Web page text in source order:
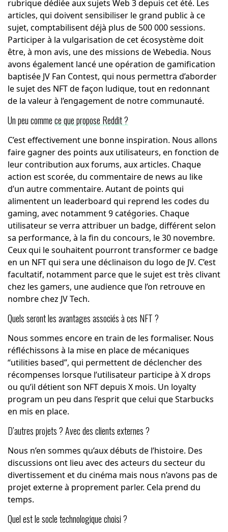
rubrique dédiée aux sujets Web 3 depuis cet été. Les
articles, qui doivent sensibiliser le grand public à ce
sujet, comptabilisent déjà plus de 500 000 sessions.
Participer à la vulgarisation de cet écosystème doit
être, à mon avis, une des missions de Webedia. Nous
avons également lancé une opération de gamification
baptisée JV Fan Contest, qui nous permettra d’aborder
le sujet des NFT de façon ludique, tout en redonnant
de la valeur à l’engagement de notre communauté.
Un peu commece que propose Reddit ?
C’est effectivement une bonne inspiration. Nous allons
faire gagner des points aux utilisateurs, en fonction de
leur contribution aux forums, aux articles. Chaque
action est scorée, du commentaire de news au like
d’un autre commentaire. Autant de points qui
alimentent un leaderboard qui reprend les codes du
gaming, avec notamment 9 catégories. Chaque
utilisateur se verra attribuer un badge, différent selon
sa performance, à la fin du concours, le 30 novembre.
Ceux qui le souhaitent pourront transformer ce badge
en un NFT qui sera une déclinaison du logo de JV. C’est
facultatif, notamment parce que le sujet est très clivant
chez les gamers, une audience que l’on retrouve en
nombre chez JV Tech.
Quels seront les avantages associés à ces NFT ?
Nous sommes encore en train de les formaliser. Nous
réfléchissons à la mise en place de mécaniques
“utilities based”, qui permettent de déclencher des
récompenses lorsque l’utilisateur participe à X drops
ou qu’il détient son NFT depuis X mois. Un loyalty
program un peu dans l’esprit que celui que Starbucks
en mis en place.
D’autres projets ? Avec des clients externes ?
Nous n’en sommes qu’aux débuts de l’histoire. Des
discussions ont lieu avec des acteurs du secteur du
divertissement et du cinéma mais nous n’avons pas de
projet externe à proprement parler. Cela prend du
temps.
Quel est le socle technologique choisi ?